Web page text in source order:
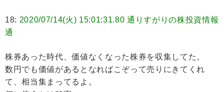
18: 2020/07/14(火) 15:01:31.80 通りすがりの株投資情報
通
株券あった時代、価値なくなった株券を収集してた。
数円でも価値があるとなればこぞって売りにきてくれ
て、相当集まってるよ。